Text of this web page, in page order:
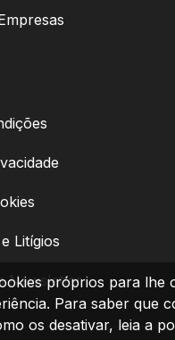
Litígios
Newsletterpróprios para lhe
Para saber que
os desativar, leia a